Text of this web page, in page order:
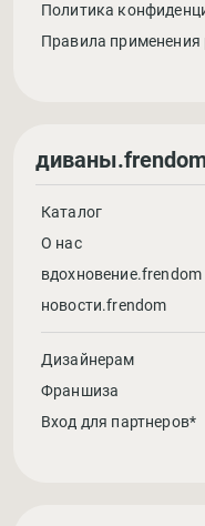
Политика
Правила применения
Каталог
О нас
вдохновение.frendom
новости.frendom
Дизайнерам
Франшиза
Вход для партнеров*